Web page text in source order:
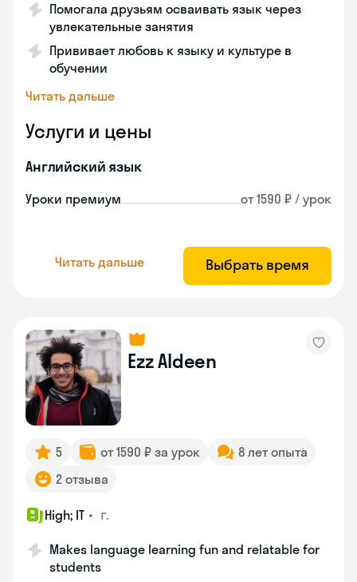
Помогала друзьям осваивать язык через
увлекательные занятия
Прививает любовь к языку и культуре в
обучении
Читать дальше
Услуги и цены
Английский язык
Уроки премиум от 1590 ₽ / урок
Читать дальше Выбрать время
Ezz Aldeen
5 от 1590 ₽ за урок
8 лет опыта
2 отзыва
High; IT • г.
Makes language learning fun and relatable for
students